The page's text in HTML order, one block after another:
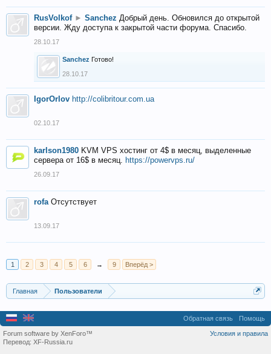
RusVolkof ► Sanchez Добрый день. Обновился до открытой
версии. Жду доступа к закрытой части форума. Спасибо.
28.10.17
Sanchez Готово!
28.10.17
IgorOrlov http://colibritour.com.ua
02.10.17
karlson1980 KVM VPS хостинг от 4$ в месяц, выделенные
сервера от 16$ в месяц. https://powervps.ru/
26.09.17
rofa Отсутствует
13.09.17
1 2 3 4 5 6 → 9 Вперёд >
Главная Пользователи
Обратная связь Помощь
Условия и правила
Forum software by XenForo™
Перевод: XF-Russia.ru